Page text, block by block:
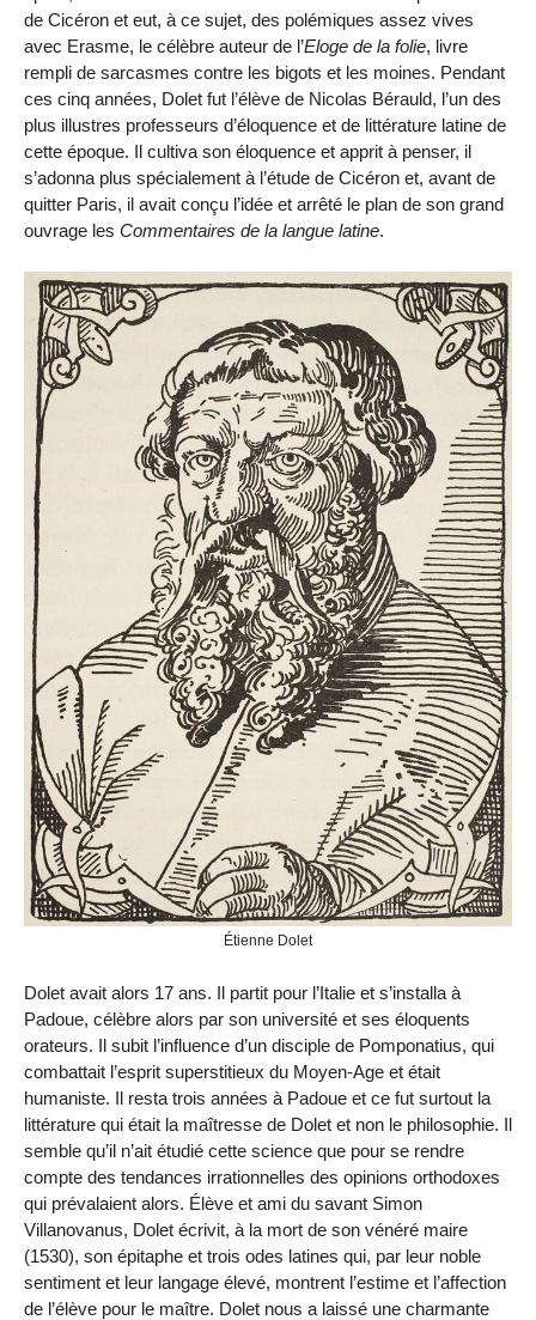
de Cicéron et eut, à ce sujet, des polémiques assez vives
avec Erasme, le célèbre auteur de l’Eloge de la folie, livre
rempli de sarcasmes contre les bigots et les moines. Pendant
ces cinq années, Dolet fut l’élève de Nicolas Bérauld, l’un des
plus illustres professeurs d’éloquence et de littérature latine de
cette époque. Il cultiva son éloquence et apprit à penser, il
s’adonna plus spécialement à l’étude de Cicéron et, avant de
quitter Paris, il avait conçu l’idée et arrêté le plan de son grand
ouvrage les Commentaires de la langue latine.
Étienne Dolet
Dolet avait alors 17 ans. Il partit pour l’Italie et s’installa à
Padoue, célèbre alors par son université et ses éloquents
orateurs. Il subit l’influence d’un disciple de Pomponatius, qui
combattait l’esprit superstitieux du Moyen-Age et était
humaniste. Il resta trois années à Padoue et ce fut surtout la
littérature qui était la maîtresse de Dolet et non le philosophie. Il
semble qu’il n’ait étudié cette science que pour se rendre
compte des tendances irrationnelles des opinions orthodoxes
qui prévalaient alors. Élève et ami du savant Simon
Villanovanus, Dolet écrivit, à la mort de son vénéré maire
(1530), son épitaphe et trois odes latines qui, par leur noble
sentiment et leur langage élevé, montrent l’estime et l’affection
de l’élève pour le maître. Dolet nous a laissé une charmante